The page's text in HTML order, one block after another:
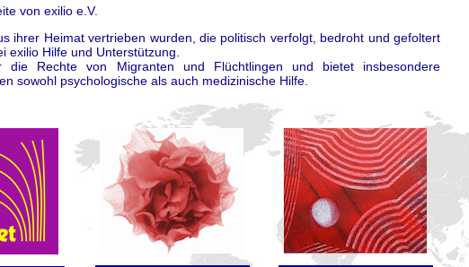
von exilio e.V.
ihrer Heimat vertrieben wurden, die politisch verfolgt, bedroht und gefoltert
exilio Hilfe und Unterstützung.
die Rechte von Migranten und Flüchtlingen und bietet insbesondere
sowohl psychologische als auch medizinische Hilfe.